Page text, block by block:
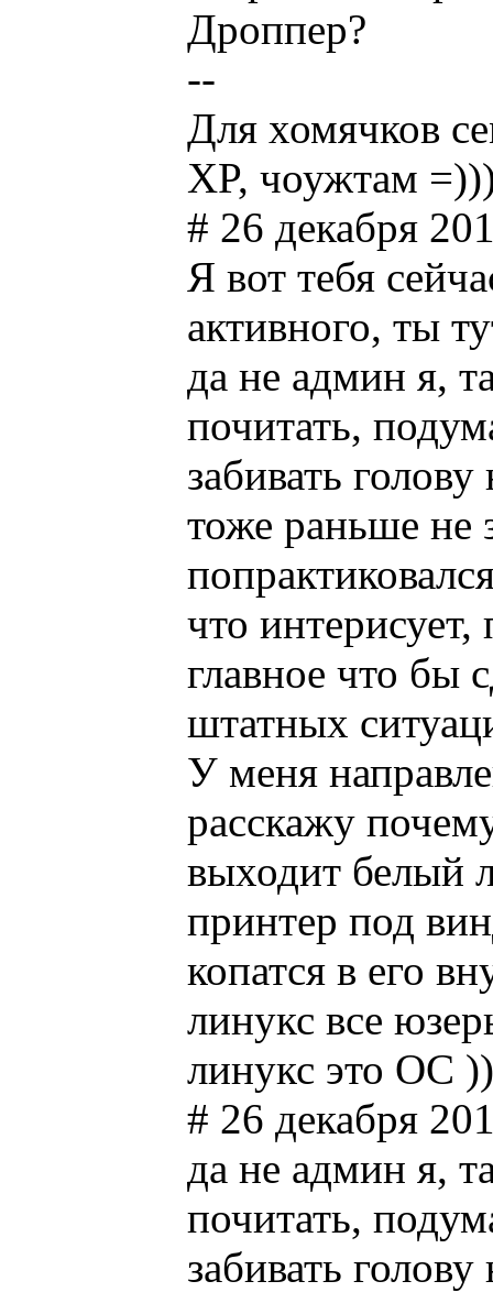
Дроппер?
--
Для хомячков
XP, чоужтам
# 26 декабря
Я вот тебя
активного, ты
да не админ я,
почитать,
забивать
тоже раньше не
что
главное что бы
штатных
У меня
расскажу
выходит белый
принтер под
копатся в его
линукс все
линукс это ОС
# 26 декабря
да не админ я,
почитать,
забивать